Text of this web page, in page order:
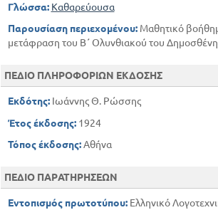
Γλώσσα: Καθαρεύουσα
Παρουσίαση περιεχομένου:Μαθητικό
μετάφραση του Β΄ Ολυνθιακού του
ΠΕΔΙΟ ΠΛΗΡΟΦΟΡΙΩΝ ΕΚΔΟΣΗΣ
Εκδότης:Ιωάννης Θ. Ρώσσης
Έτος έκδοσης:1924
Τόπος έκδοσης:Αθήνα
ΠΕΔΙΟ ΠΑΡΑΤΗΡΗΣΕΩΝ
Εντοπισμός πρωτοτύπου:Ελληνικό